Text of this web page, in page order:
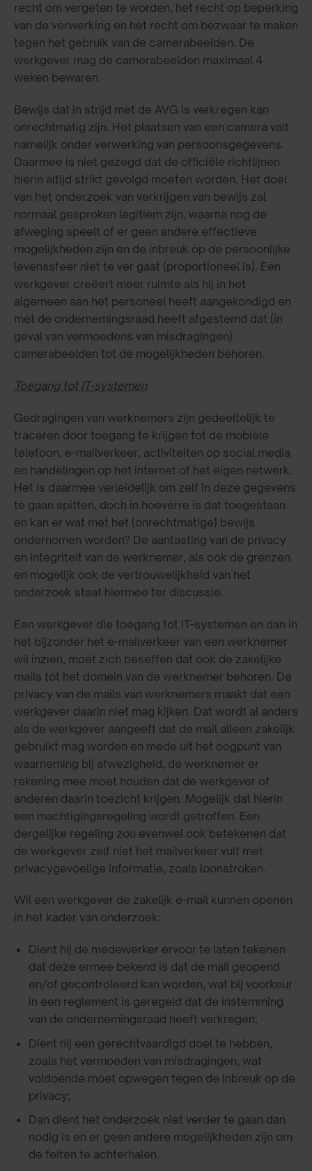
recht om vergeten te worden, het recht op beperking
van de verwerking en het recht om bezwaar te maken
tegen het gebruik van de camerabeelden. De
werkgever mag de camerabeelden maximaal 4
weken bewaren.
Bewijs dat in strijd met de AVG is verkregen kan
onrechtmatig zijn. Het plaatsen van een camera valt
namelijk onder verwerking van persoonsgegevens.
Daarmee is niet gezegd dat de officiële richtlijnen
hierin altijd strikt gevolgd moeten worden. Het doel
van het onderzoek van verkrijgen van bewijs zal
normaal gesproken legitiem zijn, waarna nog de
afweging speelt of er geen andere effectieve
mogelijkheden zijn en de inbreuk op de persoonlijke
levenssfeer niet te ver gaat (proportioneel is). Een
werkgever creëert meer ruimte als hij in het
algemeen aan het personeel heeft aangekondigd en
met de ondernemingsraad heeft afgestemd dat (in
geval van vermoedens van misdragingen)
camerabeelden tot de mogelijkheden behoren.
Toegang tot IT-systemen
Gedragingen van werknemers zijn gedeeltelijk te
traceren door toegang te krijgen tot de mobiele
telefoon, e-mailverkeer, activiteiten op social media
en handelingen op het internet of het eigen netwerk.
Het is daarmee verleidelijk om zelf in deze gegevens
te gaan spitten, doch in hoeverre is dat toegestaan
en kan er wat met het (onrechtmatige) bewijs
ondernomen worden? De aantasting van de privacy
en integriteit van de werknemer, als ook de grenzen
en mogelijk ook de vertrouwelijkheid van het
onderzoek staat hiermee ter discussie.
Een werkgever die toegang tot IT-systemen en dan in
het bijzonder het e-mailverkeer van een werknemer
wil inzien, moet zich beseffen dat ook de zakelijke
mails tot het domein van de werknemer behoren. De
privacy van de mails van werknemers maakt dat een
werkgever daarin niet mag kijken. Dat wordt al anders
als de werkgever aangeeft dat de mail alleen zakelijk
gebruikt mag worden en mede uit het oogpunt van
waarneming bij afwezigheid, de werknemer er
rekening mee moet houden dat de werkgever of
anderen daarin toezicht krijgen. Mogelijk dat hierin
een machtigingsregeling wordt getroffen. Een
dergelijke regeling zou evenwel ook betekenen dat
de werkgever zelf niet het mailverkeer vult met
privacygevoelige informatie, zoals loonstroken.
Wil een werkgever de zakelijk e-mail kunnen openen
in het kader van onderzoek:
Dient hij de medewerker ervoor te laten tekenen
dat deze ermee bekend is dat de mail geopend
en/of gecontroleerd kan worden, wat bij voorkeur
in een reglement is geregeld dat de instemming
van de ondernemingsraad heeft verkregen;
Dient hij een gerechtvaardigd doel te hebben,
zoals het vermoeden van misdragingen, wat
voldoende moet opwegen tegen de inbreuk op de
privacy;
Dan dient het onderzoek niet verder te gaan dan
nodig is en er geen andere mogelijkheden zijn om
de feiten te achterhalen.